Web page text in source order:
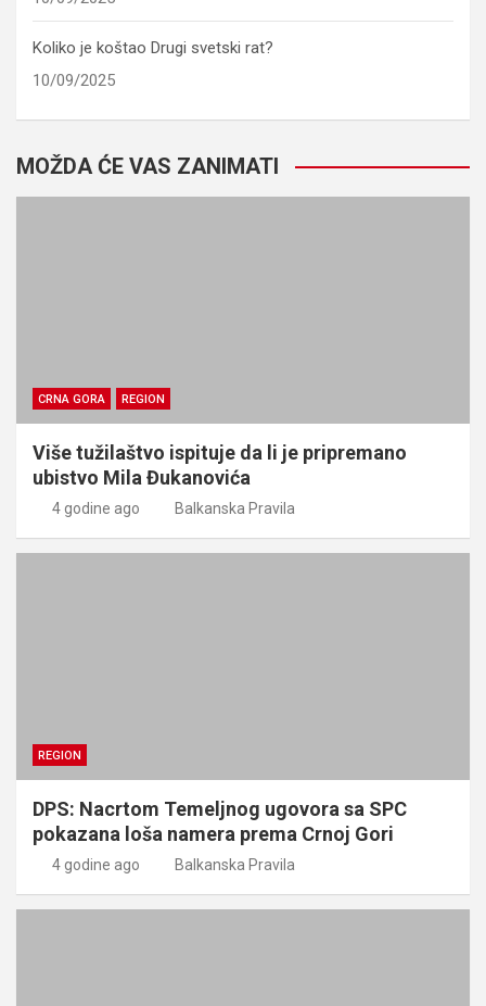
Koliko je koštao Drugi svetski rat?
10/09/2025
MOŽDA ĆE VAS ZANIMATI
CRNA GORA REGION
Više tužilaštvo ispituje da li je pripremano
ubistvo Mila Đukanovića
4 godine ago Balkanska Pravila
REGION
DPS: Nacrtom Temeljnog ugovora sa SPC
pokazana loša namera prema Crnoj Gori
4 godine ago Balkanska Pravila